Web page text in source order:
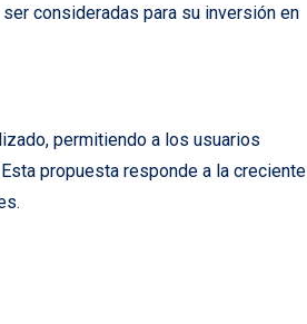
consideradas para su inversión en
permitiendo a los usuarios
propuesta responde a la creciente